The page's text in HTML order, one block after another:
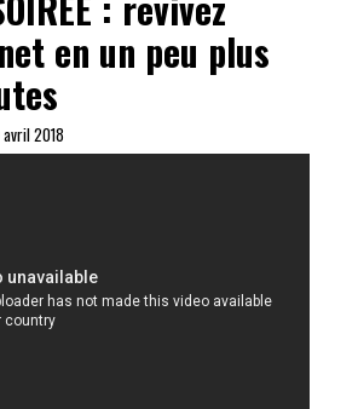
en un peu plus
avril 2018